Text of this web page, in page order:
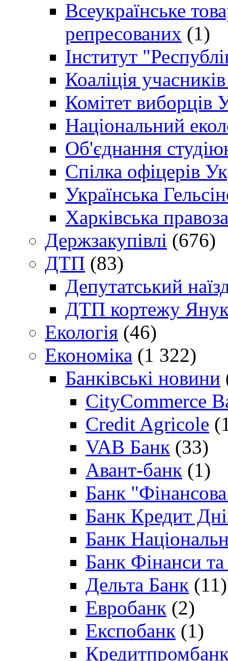
Всеукраїнське
репресованих (1)
Інститут
Коаліція
Комітет виборців
Національний
Об'єднання
Спілка офіцерів
Українська
Харківська
Держзакупівлі (676)
ДТП (83)
Депутатський
ДТП кортежу
Екологія (46)
Економіка (1 322)
Банківські новини
CityCommerce
Credit Agricole
VAB Банк (33)
Авант-банк (1)
Банк "Фінансова
Банк Кредит
Банк
Банк Фінанси
Дельта Банк (11)
Евробанк (2)
Експобанк (1)